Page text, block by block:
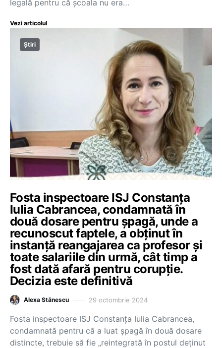
legală pentru că școala nu era…
Vezi articolul
Știri
Fosta inspectoare ISJ Constanța
Iulia Cabrancea, condamnată în
două dosare pentru șpagă, unde a
recunoscut faptele, a obținut în
instanță reangajarea ca profesor și
toate salariile din urmă, cât timp a
fost dată afară pentru corupție.
Decizia este definitivă
Alexa Stănescu 29 octombrie 2024
Fosta inspectoare ISJ Constanța Iulia Cabrancea,
condamnată pentru că a luat șpagă în două dosare
distincte, trebuie să fie „reintegrată în postul deţinut